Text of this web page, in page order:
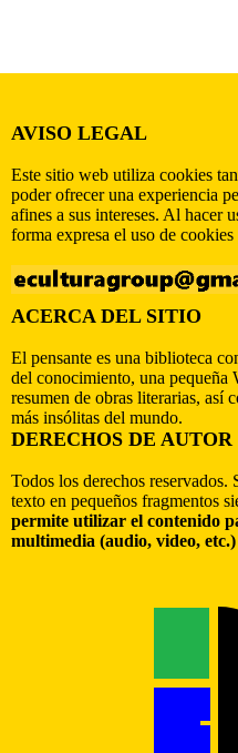
AVISO LEGAL
Este sitio web utiliza cookies
poder ofrecer una experiencia
afines a sus intereses. Al hacer
forma expresa el uso de
ACERCA DEL SITIO
El pensante es una biblioteca
del conocimiento, una pequeña
resumen de obras literarias, así
más insólitas del mundo.
DERECHOS DE AUTOR
Todos los derechos
texto en pequeños fragmentos
permite utilizar el contenido
multimedia (audio, video, etc.)